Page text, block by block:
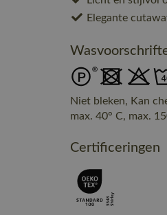
Elegante
Niet bleken, Kan
max. 40° C, max.
Certificeringen